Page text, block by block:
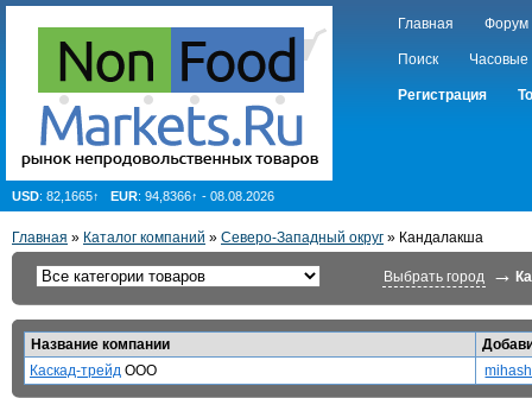
Главная Форум
Поиск Часовые
Регистрация
USD: 82,1665↑ EUR: 94,8366↑ - 08.08.2026
Главная » Каталог компаний » Северо-Западный округ » Кандалакша
Выбрать город →
Название компании
Каскад-трейд ООО